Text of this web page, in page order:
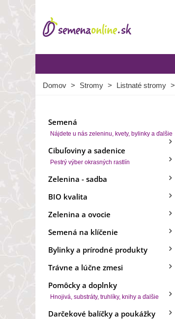
Domov > Stromy > Listnaté stromy >
Semená
Nájdete u nás zeleninu, kvety, bylinky a ďalšie
Cibuľoviny a sadenice
Pestrý výber okrasných rastlín
Zelenina - sadba
BIO kvalita
Zelenina a ovocie
Semená na klíčenie
Bylinky a prírodné produkty
Trávne a lúčne zmesi
Pomôcky a doplnky
Hnojivá, substráty, truhlíky, knihy a ďalšie
Darčekové balíčky a poukážky